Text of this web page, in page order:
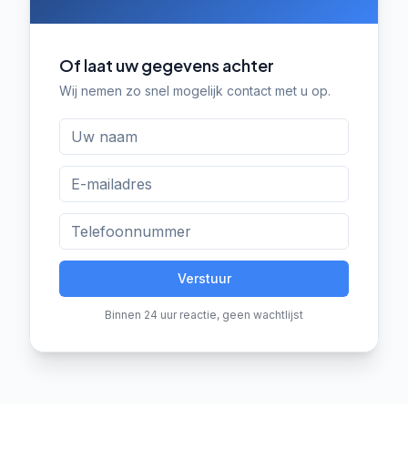
Of laat uw gegevens achter
Wij nemen zo snel mogelijk contact met u op.
Verstuur
Binnen 24 uur reactie, geen wachtlijst